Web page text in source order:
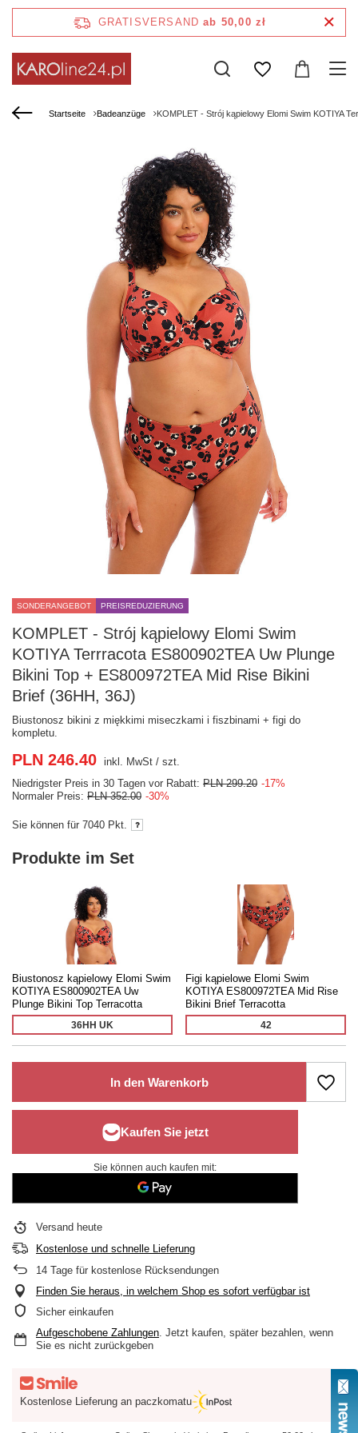
GRATISVERSAND ab 50,00 zł
Startseite Badeanzüge KOMPLET - Strój kąpielowy Elomi Swim KOTIYA
SONDERANGEBOT PREISREDUZIERUNG
KOMPLET - Strój kąpielowy Elomi Swim
KOTIYA Terrracota ES800902TEA Uw Plunge
Bikini Top + ES800972TEA Mid Rise Bikini
Brief (36HH, 36J)
Biustonosz bikini z miękkimi miseczkami i fiszbinami + figi do
kompletu.
Produkte im Set
Biustonosz kąpielowy Elomi Swim
KOTIYA ES800902TEA Uw
Plunge Bikini Top Terracotta
36HH UK
Figi kąpielowe Elomi Swim
KOTIYA ES800972TEA Mid Rise
Bikini Brief Terracotta
42
PLN 246.40 inkl. MwSt / szt.
Niedrigster Preis in 30 Tagen vor Rabatt: PLN 299.20 -17%
Normaler Preis: PLN 352.00 -30%
Sie können für 7040 Pkt.
In den Warenkorb
Sie können auch kaufen mit:
Versand heute
Kostenlose und schnelle Lieferung
14 Tage für kostenlose Rücksendungen
Finden Sie heraus, in welchem Shop es sofort verfügbar ist
Sicher einkaufen
Aufgeschobene Zahlungen. Jetzt kaufen, später bezahlen, wenn
Sie es nicht zurückgeben
Kostenlose Lieferung an paczkomatu